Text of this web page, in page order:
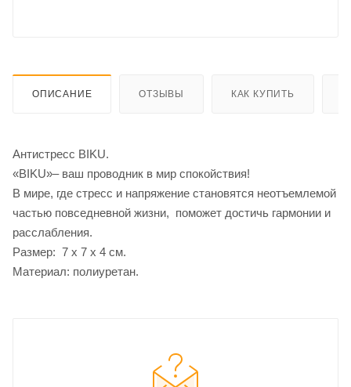
ОПИСАНИЕ ОТЗЫВЫ КАК КУПИТЬ
Антистресс BIKU.
«BIKU»– ваш проводник в мир спокойствия!
В мире, где стресс и напряжение становятся неотъемлемой
частью повседневной жизни, поможет достичь гармонии и
расслабления.
Размер: 7 x 7 х 4 см.
Материал: полиуретан.